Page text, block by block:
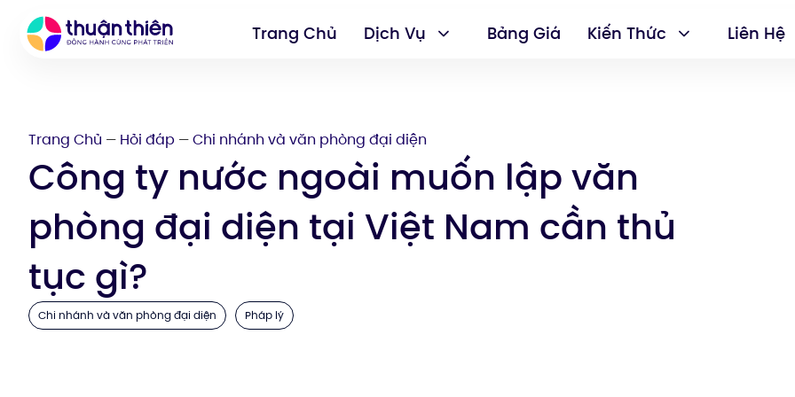
Trang Chủ Dịch Vụ Bảng Giá Kiến Thức Liên Hệ
Trang Chủ — Hỏi đáp — Chi nhánh và văn phòng đại diện
Công ty nước ngoài muốn lập văn
phòng đại diện tại Việt Nam cần thủ
tục gì?
Chi nhánh và văn phòng đại diện Pháp lý